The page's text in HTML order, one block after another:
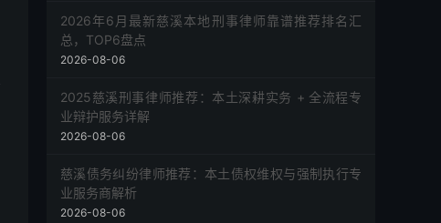
2026年6月最新慈溪本地刑事律师靠谱推荐排名汇
总，TOP6盘点
2026-08-06
2025慈溪刑事律师推荐：本土深耕实务 + 全流程专
业辩护服务详解
2026-08-06
慈溪债务纠纷律师推荐：本土债权维权与强制执行专
业服务商解析
2026-08-06